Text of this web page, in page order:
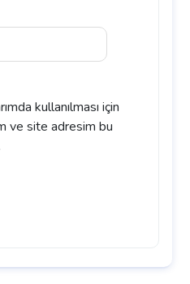
kullanılması için
ve site adresim bu